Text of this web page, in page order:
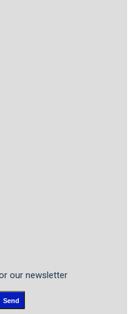
our newsletter
Send